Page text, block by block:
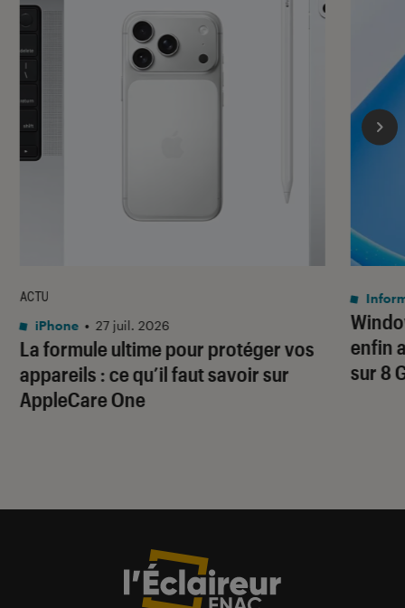
La formule ultime pour protéger vos
appareils : ce qu’il faut savoir sur
AppleCare One
ACTU
iPhone • 27 juil. 2026
enfin
sur 8